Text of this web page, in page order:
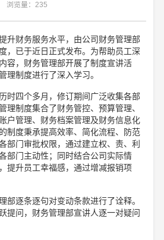
浏览量：235
升财务服务水平，由公司财务管理部
，已于近日正式发布。为帮助员工深
容，财务管理部开展了制度宣讲活
理制度进行了深入学习。
时四个多月，修订期间广泛收集各部
理制度集合了财务管控、预算管理、
户管理、财务档案管理及财务信息化
制度秉承提高效率、简化流程、防范
部门审批权限，通过建立权、责、利
部门主动性；同时结合公司实际情
提升员工幸福感，通过增减报销项
部逐条逐句对变动条款进行了诠释。
提问，财务管理部宣讲人逐一对疑问